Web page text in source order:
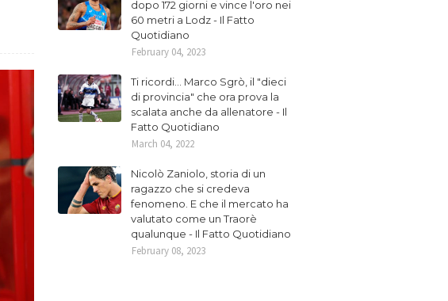
dopo 172 giorni e vince l'oro nei
60 metri a Lodz - Il Fatto
Quotidiano
February 04, 2023
Ti ricordi... Marco Sgrò, il "dieci
di provincia" che ora prova la
scalata anche da allenatore - Il
Fatto Quotidiano
March 04, 2022
Nicolò Zaniolo, storia di un
ragazzo che si credeva
fenomeno. E che il mercato ha
valutato come un Traorè
qualunque - Il Fatto Quotidiano
February 08, 2023